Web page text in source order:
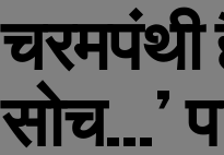
सोच…’